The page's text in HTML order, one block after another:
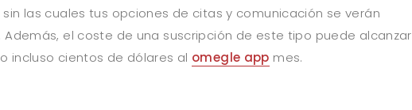
sin las cuales tus opciones de citas y comunicación se verán
Además, el coste de una suscripción de este tipo puede alcanzar
incluso cientos de dólares al omegle app mes.